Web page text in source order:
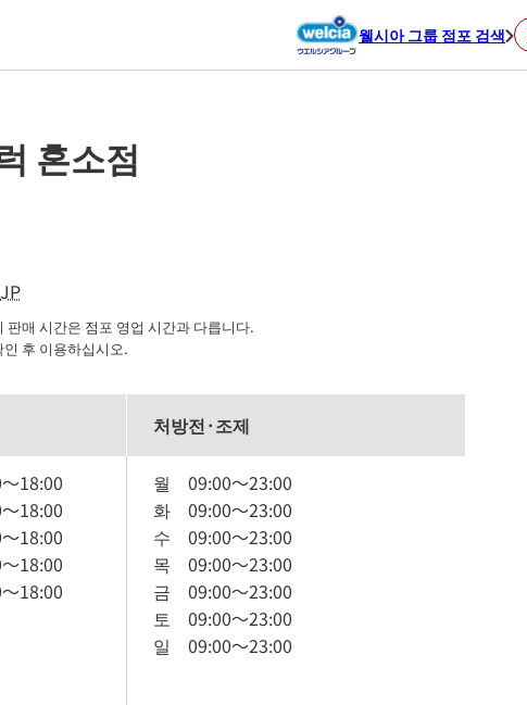
웰시아 그룹 점포 검색
혼소점
JP
매 시간은 점포 영업 시간과 다릅니다.
후 이용하십시오.
처방전·조제
～18:00
～18:00
～18:00
～18:00
～18:00
월 09:00～23:00
화 09:00～23:00
수 09:00～23:00
목 09:00～23:00
금 09:00～23:00
토 09:00～23:00
일 09:00～23:00